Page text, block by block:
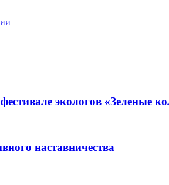
экологов «Зеленые
наставничества